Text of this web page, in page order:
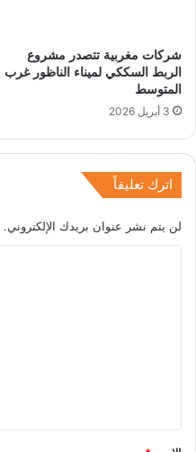
شركات مغربية تتصدر مشروع
الربط السككي لميناء الناظور غرب
المتوسط
3 أبريل 2026
اترك تعليقاً
لن يتم نشر عنوان بريدك الإلكتروني.
*